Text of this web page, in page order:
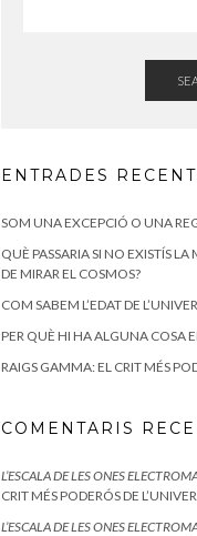
ENTRADES
SOM UNA EXCEPCIÓ O UNA
QUÈ PASSARIA SI NO EXISTÍS
DE MIRAR EL COSMOS?
COM SABEM L’EDAT DE
PER QUÈ HI HA ALGUNA COSA
RAIGS GAMMA: EL CRIT MÉS
COMENTARIS
L’ESCALA DE LES ONES
CRIT MÉS PODERÓS DE
L’ESCALA DE LES ONES